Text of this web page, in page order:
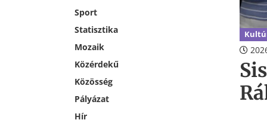
Sport
Statisztika
Mozaik
Közérdekű
Közösség
Pályázat
Hír